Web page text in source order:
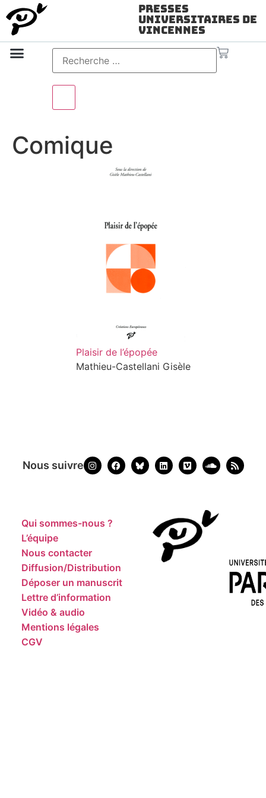
Presses
Universitaires de
Vincennes
Comique
Plaisir de l’épopée
Mathieu-Castellani Gisèle
Nous suivre
Qui sommes-nous ?
L’équipe
Nous contacter
Diffusion/Distribution
Déposer un manuscrit
Lettre d’information
Vidéo & audio
Mentions légales
CGV